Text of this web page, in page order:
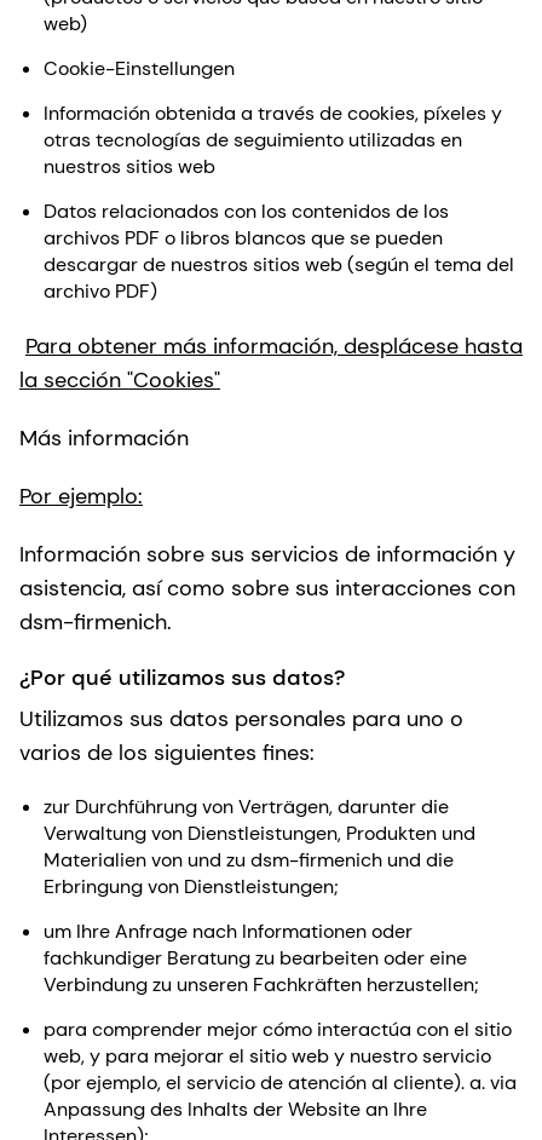
web)
Cookie-Einstellungen
Información obtenida a través de cookies, píxeles y
otras tecnologías de seguimiento utilizadas en
nuestros sitios web
Datos relacionados con los contenidos de los
archivos PDF o libros blancos que se pueden
descargar de nuestros sitios web (según el tema del
archivo PDF)
Para obtener más información, desplácese hasta
la sección "Cookies"
Más información
Por ejemplo:
Información sobre sus servicios de información y
asistencia, así como sobre sus interacciones con
dsm-firmenich.
¿Por qué utilizamos sus datos?
Utilizamos sus datos personales para uno o
varios de los siguientes fines:
zur Durchführung von Verträgen, darunter die
Verwaltung von Dienstleistungen, Produkten und
Materialien von und zu dsm-firmenich und die
Erbringung von Dienstleistungen;
um Ihre Anfrage nach Informationen oder
fachkundiger Beratung zu bearbeiten oder eine
Verbindung zu unseren Fachkräften herzustellen;
para comprender mejor cómo interactúa con el sitio
web, y para mejorar el sitio web y nuestro servicio
(por ejemplo, el servicio de atención al cliente). a. via
Anpassung des Inhalts der Website an Ihre